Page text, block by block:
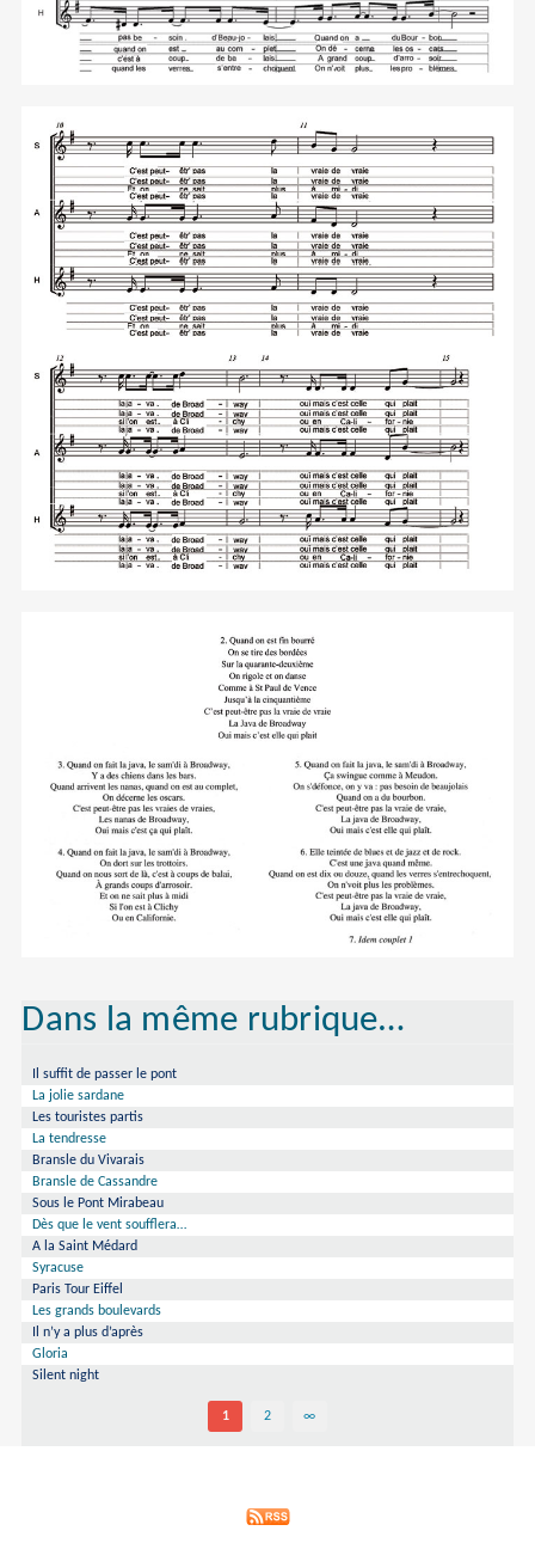
Dans la même rubrique…
Il suffit de passer le pont
La jolie sardane
Les touristes partis
La tendresse
Bransle du Vivarais
Bransle de Cassandre
Sous le Pont Mirabeau
Dès que le vent soufflera…
A la Saint Médard
Syracuse
Paris Tour Eiffel
Les grands boulevards
Il n’y a plus d’après
Gloria
Silent night
1 2 ∞